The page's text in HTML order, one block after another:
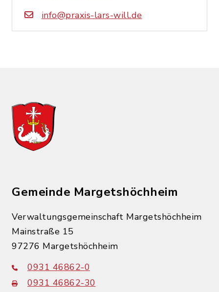
info@praxis-lars-will.de
Gemeinde Margetshöchheim
Verwaltungsgemeinschaft Margetshöchheim
Mainstraße 15
97276 Margetshöchheim
0931 46862-0
0931 46862-30